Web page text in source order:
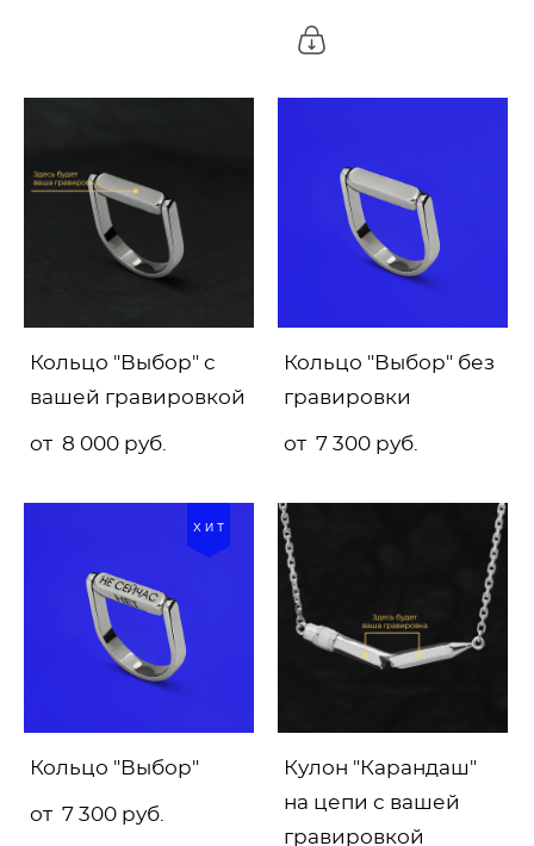
Кольцо "Выбор" с
вашей гравировкой
от 8 000 pуб.
Кольцо "Выбор" без
гравировки
от 7 300 pуб.
ХИТ
Кольцо "Выбор"
от 7 300 pуб.
Кулон "Карандаш"
на цепи с вашей
гравировкой